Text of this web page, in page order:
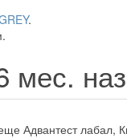
.
мес.
Адвантест лабал,